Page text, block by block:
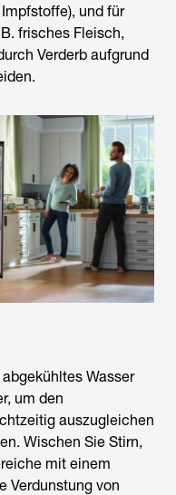
und für
frisches Fleisch,
Verderb aufgrund
Wasser
um den
auszugleichen
Wischen Sie Stirn,
mit einem
Verdunstung von